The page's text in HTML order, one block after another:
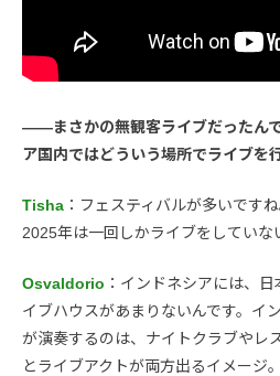
――まさかの無観客ライブだったん
ア国内ではどういう場所でライブを
Tisha ：フェスティバルが多いです
2025年は一回しかライブをしていな
Osvaldorio ：インドネシアには、
イブハウスがあまりないんです。イ
が演奏するのは、ナイトクラブやレ
とライブアクトが両方出るイメージ